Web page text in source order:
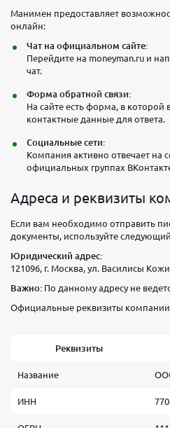
Манимен предоставляет
онлайн:
Чат на официальном сайте:
Перейдите на moneyman.ru и
чат.
Форма обратной связи:
На сайте есть форма, в которой
контактные данные для ответа.
Социальные сети:
Компания активно отвечает на
официальных группах
Адреса и реквизиты
Если вам необходимо отправить
документы, используйте
Юридический адрес:
121096, г. Москва, ул. Василисы
Важно: По данному адресу не
Официальные реквизиты
Реквизиты
Название
ИНН